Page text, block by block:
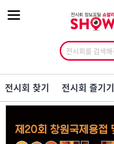
전시회 찾기 전시회 즐기기